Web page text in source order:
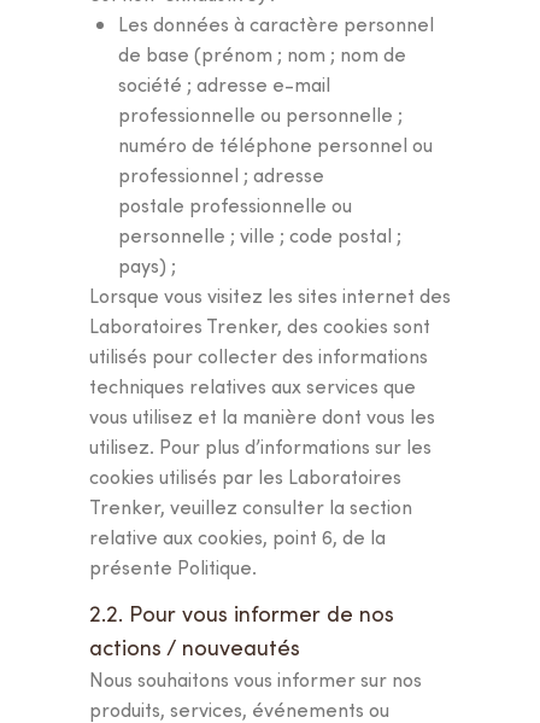
Les données à caractère personnel
de base (prénom ; nom ; nom de
société ; adresse e-mail
professionnelle ou personnelle ;
numéro de téléphone personnel ou
professionnel ; adresse
postale professionnelle ou
personnelle ; ville ; code postal ;
pays) ;
Lorsque vous visitez les sites internet des
Laboratoires Trenker, des cookies sont
utilisés pour collecter des informations
techniques relatives aux services que
vous utilisez et la manière dont vous les
utilisez. Pour plus d’informations sur les
cookies utilisés par les Laboratoires
Trenker, veuillez consulter la section
relative aux cookies, point 6, de la
présente Politique.
2.2. Pour vous informer de nos
actions / nouveautés
Nous souhaitons vous informer sur nos
produits, services, événements ou